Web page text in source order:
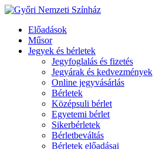
Előadások
Műsor
Jegyek és bérletek
Jegyfoglalás és fizetés
Jegyárak és kedvezmények
Online jegyvásárlás
Bérletek
Középsuli bérlet
Egyetemi bérlet
Sikerbérletek
Bérletbeváltás
Bérletek előadásai